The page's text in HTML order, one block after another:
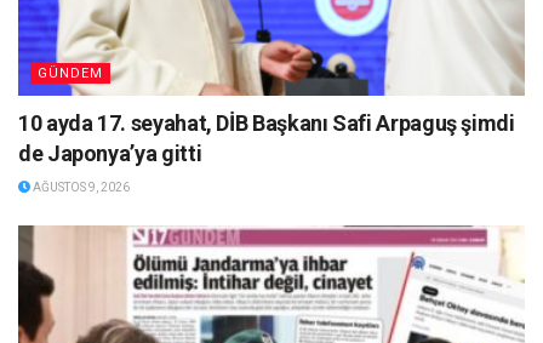
GÜNDEM
10 ayda 17. seyahat, DİB Başkanı Safi Arpaguş şimdi
de Japonya’ya gitti
AĞUSTOS 9, 2026